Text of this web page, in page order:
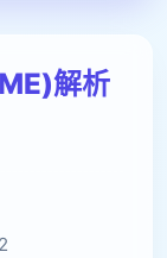
解析